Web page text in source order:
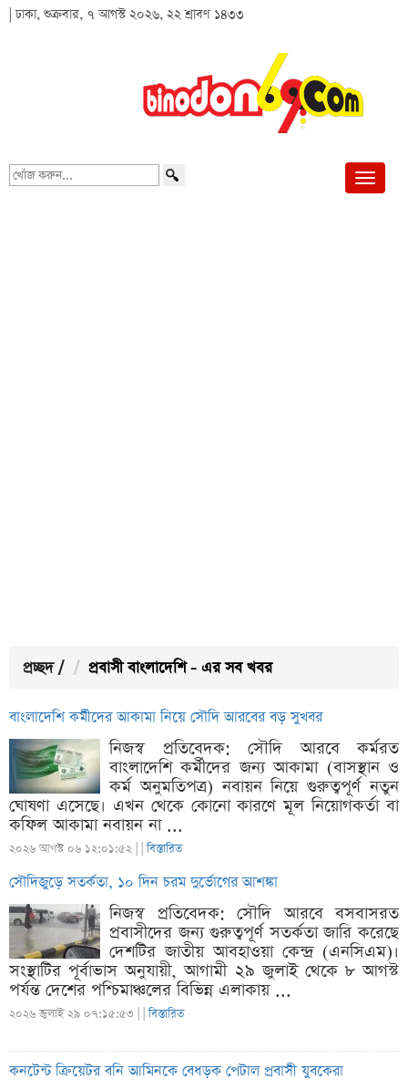
| ঢাকা, শুক্রবার, ৭ আগস্ট ২০২৬, ২২ শ্রাবণ ১৪৩৩
খোঁজ
প্রচ্ছদ / প্রবাসী বাংলাদেশি - এর সব খবর
বাংলাদেশি কর্মীদের আকামা নিয়ে সৌদি আরবের বড় সুখবর
নিজস্ব প্রতিবেদক: সৌদি আরবে কর্মরত
বাংলাদেশি কর্মীদের জন্য আকামা (বাসস্থান ও
কর্ম অনুমতিপত্র) নবায়ন নিয়ে গুরুত্বপূর্ণ নতুন
ঘোষণা এসেছে। এখন থেকে কোনো কারণে মূল নিয়োগকর্তা বা
কফিল আকামা নবায়ন না ...
২০২৬ আগস্ট ০৬ ১২:০১:৫২ | |বিস্তারিত
সৌদিজুড়ে সতর্কতা, ১০ দিন চরম দুর্ভোগের আশঙ্কা
নিজস্ব প্রতিবেদক: সৌদি আরবে বসবাসরত
প্রবাসীদের জন্য গুরুত্বপূর্ণ সতর্কতা জারি করেছে
দেশটির জাতীয় আবহাওয়া কেন্দ্র (এনসিএম)।
সংস্থাটির পূর্বাভাস অনুযায়ী, আগামী ২৯ জুলাই থেকে ৮ আগস্ট
পর্যন্ত দেশের পশ্চিমাঞ্চলের বিভিন্ন এলাকায় ...
২০২৬ জুলাই ২৯ ০৭:১৫:৫৩ | |বিস্তারিত
কনটেন্ট ক্রিয়েটর বনি আমিনকে বেধড়ক পেটাল প্রবাসী যুবকেরা